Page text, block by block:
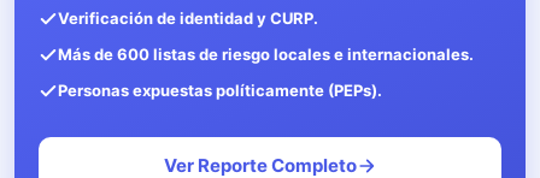
Verificación de identidad y CURP.
Más de 600 listas de riesgo locales e internacionales.
Personas expuestas políticamente (PEPs).
Ver Reporte Completo